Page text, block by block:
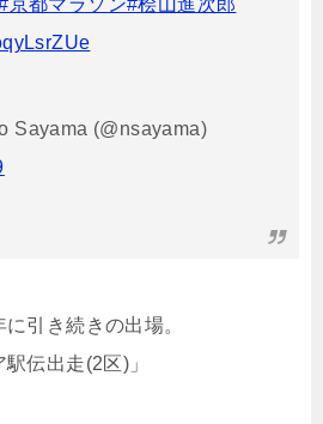
京都マラソン#桧山進次郎
Sayama (@nsayama)
引き続きの出場。
伝出走(2区)」